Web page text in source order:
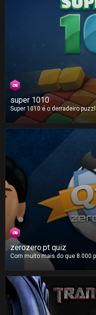
super 1010
Super 1010 é o derradeiro
disponíveis para criar linhas e
zerozero.pt quiz
Com muito mais do que 8.000
dados massiva da zerozero.pt,
maior e melhor competição